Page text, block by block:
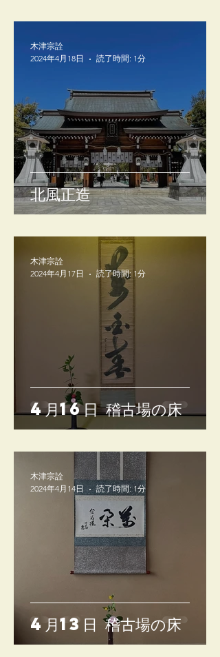
北風正造
木津宗詮
2024年4月18日
読了時間: 1分
4月16日 稽古場の床
木津宗詮
2024年4月17日
読了時間: 1分
4月13日 稽古場の床
木津宗詮
2024年4月14日
読了時間: 1分